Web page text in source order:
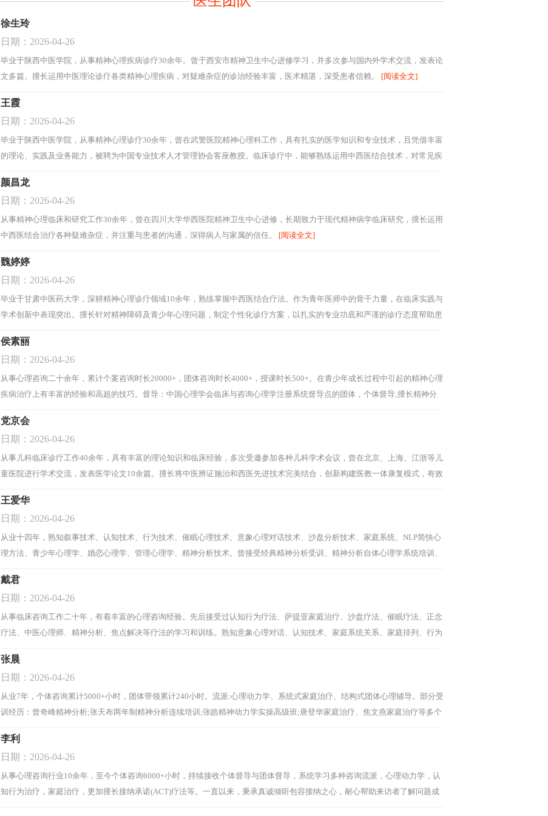
徐生玲
日期：2026-04-26
毕业于陕西中医学院，从事精神心理疾病诊疗30余年。曾于西安市精神卫生中心进修学习，并多次参与国内外学术交流，发表论
文多篇。擅长运用中医理论诊疗各类精神心理疾病，对疑难杂症的诊治经验丰富，医术精湛，深受患者信赖。 [阅读全文]
王霞
日期：2026-04-26
毕业于陕西中医学院，从事精神心理诊疗30余年，曾在武警医院精神心理科工作，具有扎实的医学知识和专业技术，且凭借丰富
的理论、实践及业务能力，被聘为中国专业技术人才管理协会客座教授。临床诊疗中，能够熟练运用中西医结合技术，对常见疾
颜昌龙
日期：2026-04-26
从事精神心理临床和研究工作30余年，曾在四川大学华西医院精神卫生中心进修，长期致力于现代精神病学临床研究，擅长运用
中西医结合治疗各种疑难杂症，并注重与患者的沟通，深得病人与家属的信任。 [阅读全文]
魏婷婷
日期：2026-04-26
毕业于甘肃中医药大学，深耕精神心理诊疗领域10余年，熟练掌握中西医结合疗法。作为青年医师中的骨干力量，在临床实践与
学术创新中表现突出‌。擅长针对精神障碍及青少年心理问题，制定个性化诊疗方案，以扎实的专业功底和严谨的诊疗态度帮助患
侯素丽
日期：2026-04-26
从事心理咨询二十余年，累计个案咨询时长20000+，团体咨询时长4000+，授课时长500+。在青少年成长过程中引起的精神心理
疾病治疗上有丰富的经验和高超的技巧。督导：中国心理学会临床与咨询心理学注册系统督导点的团体，个体督导;擅长精神分
分析和心理治疗初级中级高级班的培训学习;方欣老师现代行为治疗技术操作的初级中级高级培训学习;徐勇老师CBT系统培训学
习;盛晓春老师系统式家庭治疗初级中级高级班等多个培训班培训学习。
党京会
日期：2026-04-26
从事儿科临床诊疗工作40余年，具有丰富的理论知识和临床经验，多次受邀参加各种儿科学术会议，曾在北京、上海、江浙等儿
童医院进行学术交流，发表医学论文10余篇。擅长将中医辨证施治和西医先进技术完美结合，创新构建医教一体康复模式，有效
王爱华
日期：2026-04-26
从业十四年，熟知叙事技术、认知技术、行为技术、催眠心理技术、意象心理对话技术、沙盘分析技术、家庭系统、NLP简快心
理方法、青少年心理学、婚恋心理学、管理心理学、精神分析技术。曾接受经典精神分析受训、精神分析自体心理学系统培训、
文]
戴君
日期：2026-04-26
从事临床咨询工作二十年，有着丰富的心理咨询经验。先后接受过认知行为疗法、萨提亚家庭治疗、沙盘疗法、催眠疗法、正念
疗法、中医心理师、精神分析、焦点解决等疗法的学习和训练。熟知意象心理对话、认知技术、家庭系统关系、家庭排列、行为
张晨
日期：2026-04-26
从业7年，个体咨询累计5000+小时，团体带领累计240小时。流派:心理动力学、系统式家庭治疗、结构式团体心理辅导。部分受
训经历：曾奇峰精神分析;张天布两年制精神分析连续培训;张皓精神动力学实操高级班;唐登华家庭治疗、焦文燕家庭治疗等多个
李利
日期：2026-04-26
从事心理咨询行业10余年，至今个体咨询6000+小时，持续接收个体督导与团体督导，系统学习多种咨询流派，心理动力学，认
知行为治疗，家庭治疗，更加擅长接纳承诺(ACT)疗法等。一直以来，秉承真诚倾听包容接纳之心，耐心帮助来访者了解问题成